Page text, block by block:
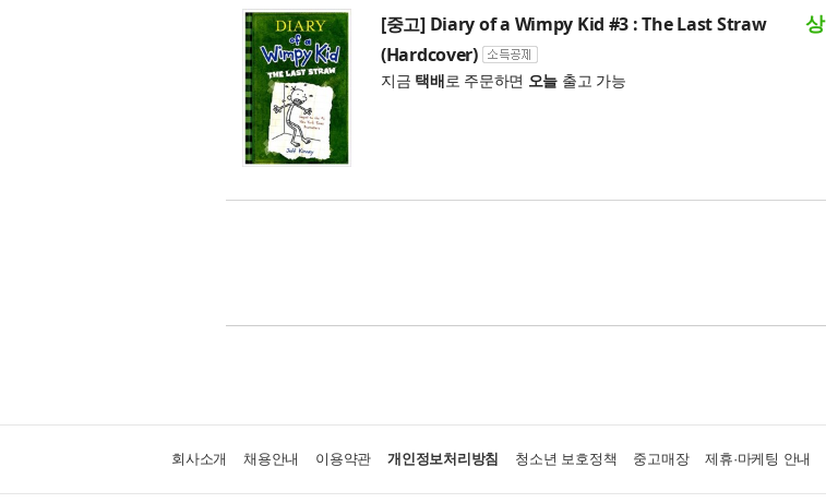
[중고] Diary of a Wimpy Kid #3 : The Last Straw
(Hardcover)
지금 택배로 주문하면 오늘 출고 가능
상
회사소개 채용안내 이용약관 개인정보처리방침 청소년 보호정책 중고매장 제휴·마케팅 안내